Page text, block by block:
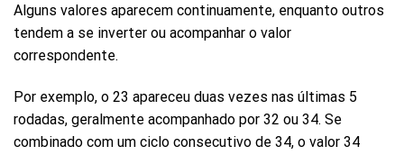
Alguns valores aparecem continuamente, enquanto outros
tendem a se inverter ou acompanhar o valor
correspondente.
Por exemplo, o 23 apareceu duas vezes nas últimas 5
rodadas, geralmente acompanhado por 32 ou 34. Se
combinado com um ciclo consecutivo de 34, o valor 34